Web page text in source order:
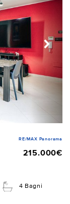
RE/MAX Panorama
215.000€
4 Bagni